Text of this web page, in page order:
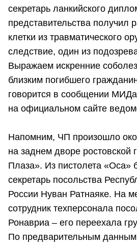
секретарь ланкийского
представительства получил
клетки из травматического
следствие, один из
Выражаем искренние
близким погибшего
говорится в сообщении
на официальном сайте
Напомним, ЧП произошло
на заднем дворе ростовской
Плаза». Из пистолета «Оса»
секретарь посольства
России Нуван Ратнаяке. На
сотрудник техперсонала
Ронавриа – его переехала
По предварительным